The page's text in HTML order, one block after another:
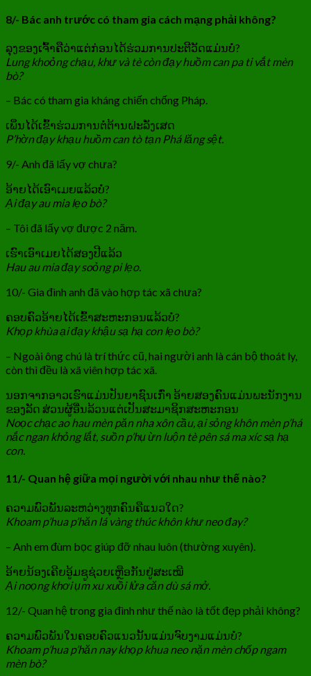
8/- Bác anh trước có tham gia cách mạng phải không?
ລຸງຂອງເຈົ້າຄືວ່າແຕ່ກ່ອນໄດ້ຮ່ວມການປະຕີວັດແມ່ນບໍ່?
Lung khoỏng chạu, khư và tè còn đạy huồm can pa ti vắt mèn
bò?
– Bác có tham gia kháng chiến chống Pháp.
ເພິ່ນໄດ້ເຂົ້າຮ່ວມການຕໍ່ຕ້ານຝະລັ່ງເສດ
P’hờn đạy khạu huồm can tò tạn Phá lăng sệt.
9/- Anh đã lấy vợ chưa?
ອ້າຍໄດ້ເອົາເມຍແລ້ວບໍ່?
Ại đạy au mia lẹo bò?
– Tôi đã lấy vợ được 2 năm.
ເຮົາເອົາເມຍໄດ້ສອງປີແລ້ວ
Hau au mia đạy soỏng pi lẹo.
10/- Gia đình anh đã vào hợp tác xã chưa?
ຄອບຄົວອ້າຍໄດ້ເຂົ້າສະຫະກອນແລ້ວບໍ່?
Khọp khùa ại đạy khậu sạ hạ con lẹo bò?
– Ngoài ông chú là trí thức cũ, hai người anh là cán bộ thoát ly,
còn thì đều là xã viên hợp tác xã.
ນອກຈາກອາວເຮົາແມ່ນປັນຍາຊົນເກົ່າ ອ້າຍສອງຄົນແມ່ນພະນັກງານ
ຂອງລັດ ສ່ວນຜູ້ອື່ນລ້ວນແຕ່ເປັນສະມາຊິກສະຫະກອນ
Noọc chạc ao hau mèn păn nha xôn cầu, ại sỏng khôn mèn p’há
nắc ngan khỏng lắt, suồn p’hụ ừn luộn tè pên sá ma xíc sạ hạ
con.
11/- Quan hệ giữa mọi người với nhau như thế nào?
ຄວາມພົວພັນລະຫວ່າງທຸກຄົນຄືແນວໃດ?
Khoam p’hua p’hăn lá vàng thúc khôn khư neo đay?
– Anh em đùm bọc giúp đỡ nhau luôn (thường xuyên).
ອ້າຍນ້ອງເຄີຍອູ້ມຊູຊ່ວຍເຫຼືອກັນຢູ່ສະເໝີ
Ại noọng khơi ụm xu xuồi lửa căn dù sá mở.
12/- Quan hệ trong gia đình như thế nào là tốt đẹp phải không?
ຄວາມພົວພັນໃນຄອບຄົວແນວນັ້ນແມ່ນຈົບງາມແມ່ນບໍ່?
Khoam p’hua p’hăn nay khọp khua neo nặn mèn chốp ngam
mèn bò?